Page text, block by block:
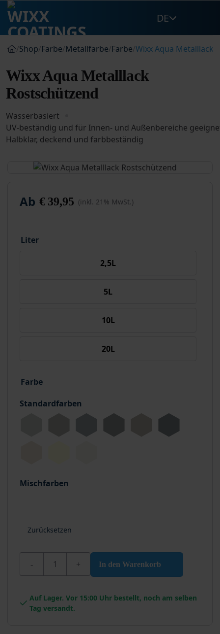
Zum
Inhalt
springen
DE
/Shop/Farbe/Metallfarbe/Farbe/Wixx Aqua Metalllack
Wixx Aqua Metalllack
Rostschützend
Wasserbasiert
UV-beständig und für Innen- und Außenbereiche
Halbklar, deckend und farbbeständig
Ab €39,95 (inkl. 21% MwSt.)
Liter
2,5L
5L
10L
20L
Farbe
Mischfarben
Standardfarben
Zurücksetzen
Wixx Aqua Metalllack Rostschützend Menge
In den Warenkorb
Auf Lager. Vor 15:00 Uhr bestellt, noch am selben
Tag versandt.